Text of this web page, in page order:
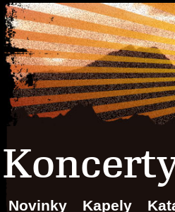
Novinky Kapely